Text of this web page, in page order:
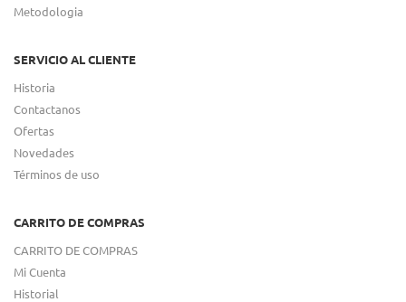
Metodologia
SERVICIO AL CLIENTE
Historia
Contactanos
Ofertas
Novedades
Términos de uso
CARRITO DE COMPRAS
CARRITO DE COMPRAS
Mi Cuenta
Historial